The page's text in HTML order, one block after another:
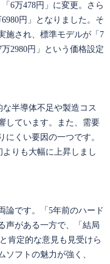
6万478円」に変更。さら
円」となりました。そ
施され、標準モデルが「7
2980円」という価格設定
半導体不足や製造コス
しています。また、需要
くい要因の一つです。
りも大幅に上昇しまし
論です。「5年前のハード
声がある一方で、「結局
肯定的な意見も見受けら
フトの魅力が強く、